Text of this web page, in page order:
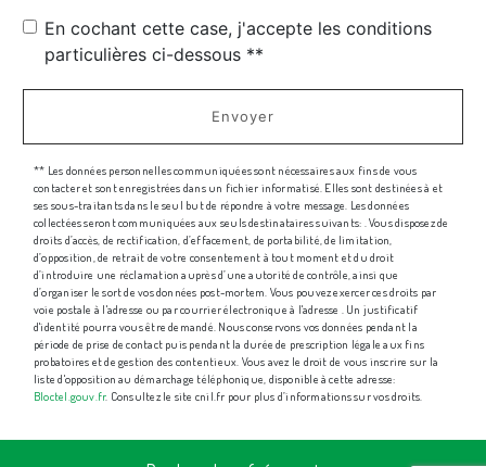
En cochant cette case, j'accepte les conditions
particulières ci-dessous **
Envoyer
** Les données personnelles communiquées sont nécessaires aux fins de vous
contacter et sont enregistrées dans un fichier informatisé. Elles sont destinées à et
ses sous-traitants dans le seul but de répondre à votre message. Les données
collectées seront communiquées aux seuls destinataires suivants: . Vous disposez de
droits d’accès, de rectification, d’effacement, de portabilité, de limitation,
d’opposition, de retrait de votre consentement à tout moment et du droit
d’introduire une réclamation auprès d’une autorité de contrôle, ainsi que
d’organiser le sort de vos données post-mortem. Vous pouvez exercer ces droits par
voie postale à l'adresse ou par courrier électronique à l'adresse . Un justificatif
d'identité pourra vous être demandé. Nous conservons vos données pendant la
période de prise de contact puis pendant la durée de prescription légale aux fins
probatoires et de gestion des contentieux. Vous avez le droit de vous inscrire sur la
liste d'opposition au démarchage téléphonique, disponible à cette adresse:
Bloctel.gouv.fr. Consultez le site cnil.fr pour plus d’informations sur vos droits.